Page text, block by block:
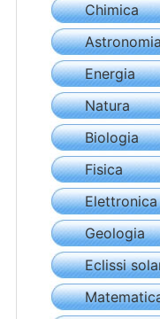
Chimica
Energia
Natura
Biologia
Fisica
Elettronica
Geologia
Eclissi